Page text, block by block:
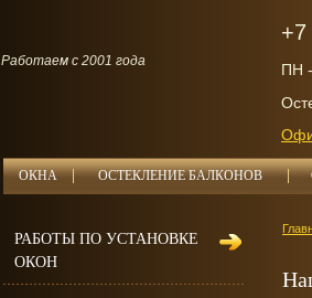
Работаем с 2001 года
+7
ПН
ОКНА ОСТЕКЛЕНИЕ БАЛКОНОВ
РАБОТЫ ПО УСТАНОВКЕ
ОКОН